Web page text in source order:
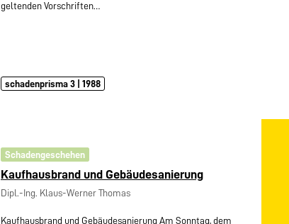
geltenden Vorschriften…
schadenprisma 3 | 1988
Schadengeschehen
Kaufhausbrand und Gebäudesanierung
Dipl.-Ing. Klaus-Werner Thomas
Kaufhausbrand und Gebäudesanierung Am Sonntag, dem